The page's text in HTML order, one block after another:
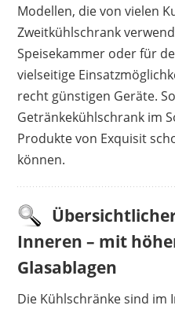
Modellen, die von vielen
Zweitkühlschrank
Speisekammer oder für
vielseitige
recht günstigen Geräte.
Getränkekühlschrank im
Produkte von Exquisit
können.
Inneren – mit
Glasablagen
Die Kühlschränke sind